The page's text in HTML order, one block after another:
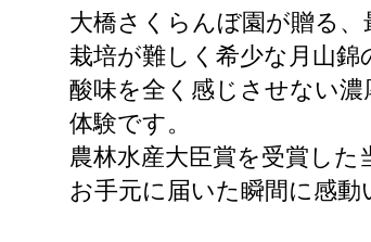
大橋さくらんぼ園が贈る、
栽培が難しく希少な月山
酸味を全く感じさせない
体験です。
農林水産大臣賞を受賞した
お手元に届いた瞬間に感動